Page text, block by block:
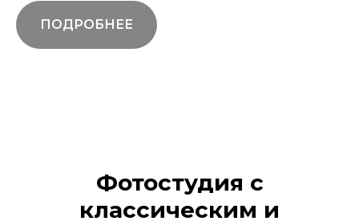
ПОДРОБНЕЕ
Фотостудия с
классическим и